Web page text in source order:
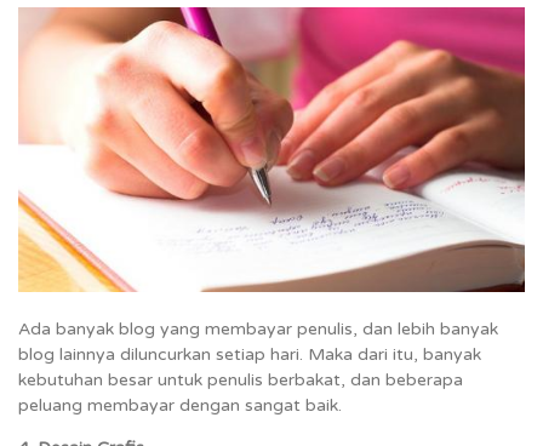
Ada banyak blog yang membayar penulis, dan lebih banyak
blog lainnya diluncurkan setiap hari. Maka dari itu, banyak
kebutuhan besar untuk penulis berbakat, dan beberapa
peluang membayar dengan sangat baik.